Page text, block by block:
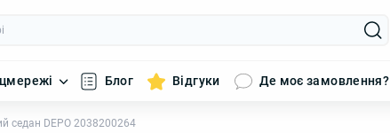
Блог Відгуки Де моє замовлення?
седан DEPO 2038200264